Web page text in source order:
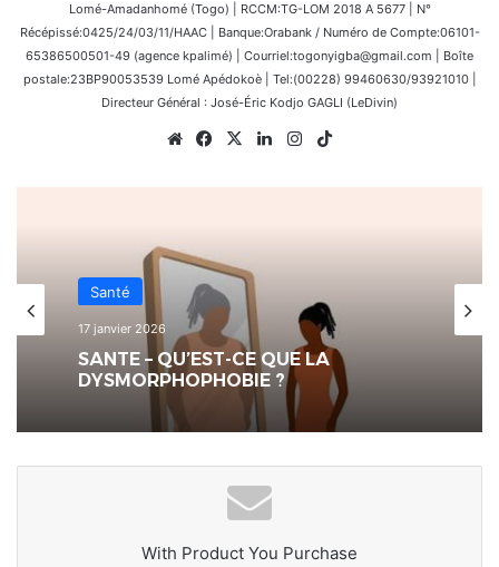
Lomé-Amadanhomé (Togo) | RCCM:TG-LOM 2018 A 5677 | N°
Récépissé:0425/24/03/11/HAAC | Banque:Orabank / Numéro de Compte:06101-
65386500501-49 (agence kpalimé) | Courriel:togonyigba@gmail.com | Boîte
postale:23BP90053539 Lomé Apédokoè | Tel:(00228) 99460630/93921010 |
Directeur Général : José-Éric Kodjo GAGLI (LeDivin)
WebsiteFacebook
X LinkedinInstagram
Santé
17 janvier 2026
SANTE – QU’EST-CE QUE LA
DYSMORPHOPHOBIE ?
With Product You Purchase